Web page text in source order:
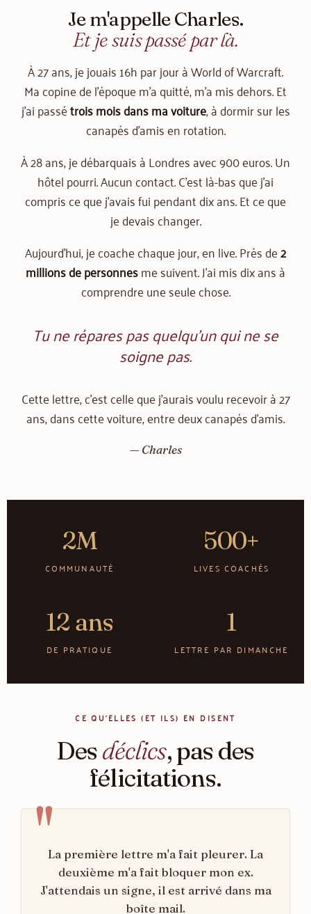
Je m'appelle Charles.
Et je suis passé par là.
À 27 ans, je jouais 16h par jour à World of Warcraft.
Ma copine de l'époque m'a quitté, m'a mis dehors. Et
j'ai passétrois mois dans ma voiture, à dormir sur les
canapés d'amis en rotation.
À 28 ans, je débarquais à Londres avec 900 euros. Un
hôtel pourri. Aucun contact. C'est là-bas que j'ai
compris ce que j'avais fui pendant dix ans. Et ce que
je devais changer.
Aujourd'hui, je coache chaque jour, en live. Près de2
millions de personnesme suivent. J'ai mis dix ans à
comprendre une seule chose.
Tu ne répares pas quelqu'un qui ne se
soigne pas.
Cette lettre, c'est celle que j'aurais voulu recevoir à 27
ans, dans cette voiture, entre deux canapés d'amis.
— Charles
2M
COMMUNAUTÉ
500+
LIVES COACHÉS
12 ans
DE PRATIQUE
1
LETTRE PAR DIMANCHE
CE QU'ELLES (ET ILS) EN DISENT
Desdéclics, pas des
félicitations.
La première lettre m'a fait pleurer. La
deuxième m'a fait bloquer mon ex.
J'attendais un signe, il est arrivé dans ma
boîte mail.